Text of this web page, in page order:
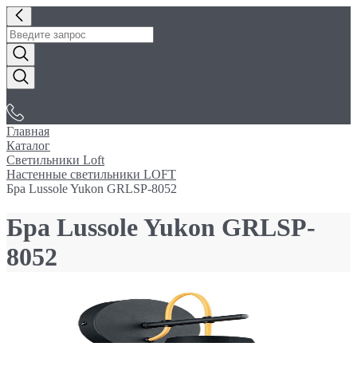
Главная
Каталог
Светильники Loft
Настенные светильники LOFT
Бра Lussole Yukon GRLSP-8052
Бра Lussole Yukon GRLSP-
8052